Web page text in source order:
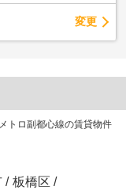
変更
トロ副都心線の賃貸物件
/ 板橋区 /